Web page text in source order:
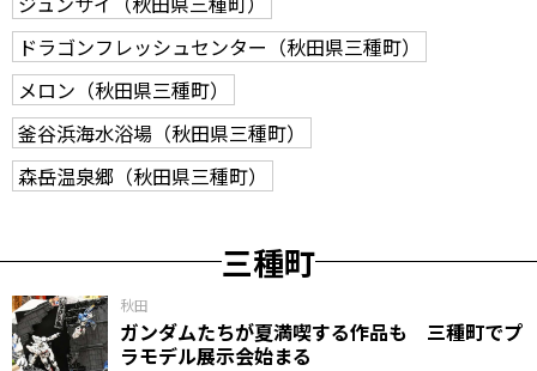
ドラゴンフレッシュセンター（秋田県三種町）
メロン（秋田県三種町）
釜谷浜海水浴場（秋田県三種町）
森岳温泉郷（秋田県三種町）
三種町
秋田
ガンダムたちが夏満喫する作品も 三種町でプ
ラモデル展示会始まる